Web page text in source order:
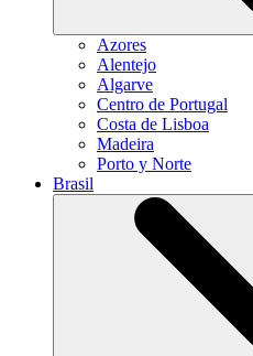
Azores
Alentejo
Algarve
Centro de Portugal
Costa de Lisboa
Madeira
Porto y Norte
Brasil